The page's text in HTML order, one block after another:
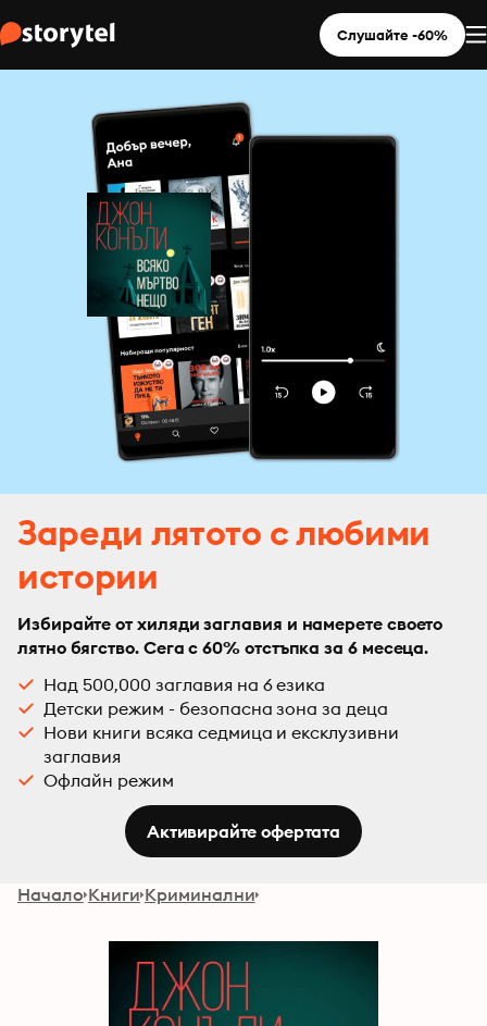
Слушайте -60%
Зареди лятото с любими
истории
Избирайте от хиляди заглавия и намерете своето
лятно бягство. Сега с 60% отстъпка за 6 месеца.
Над 500,000 заглавия на 6 езика
Детски режим - безопасна зона за деца
Нови книги всяка седмица и ексклузивни
заглавия
Офлайн режим
Активирайте офертата
Начало Книги Криминални